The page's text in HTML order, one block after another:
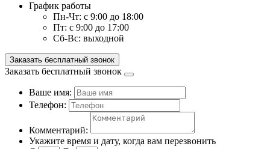
График работы
Пн-Чт: с 9:00 до 18:00
Пт: с 9:00 до 17:00
Сб-Вс: выходной
Заказать бесплатный звонок
Заказать бесплатный звонок
Ваше имя:
Телефон:
Комментарий:
Укажите время и дату, когда вам перезвонить